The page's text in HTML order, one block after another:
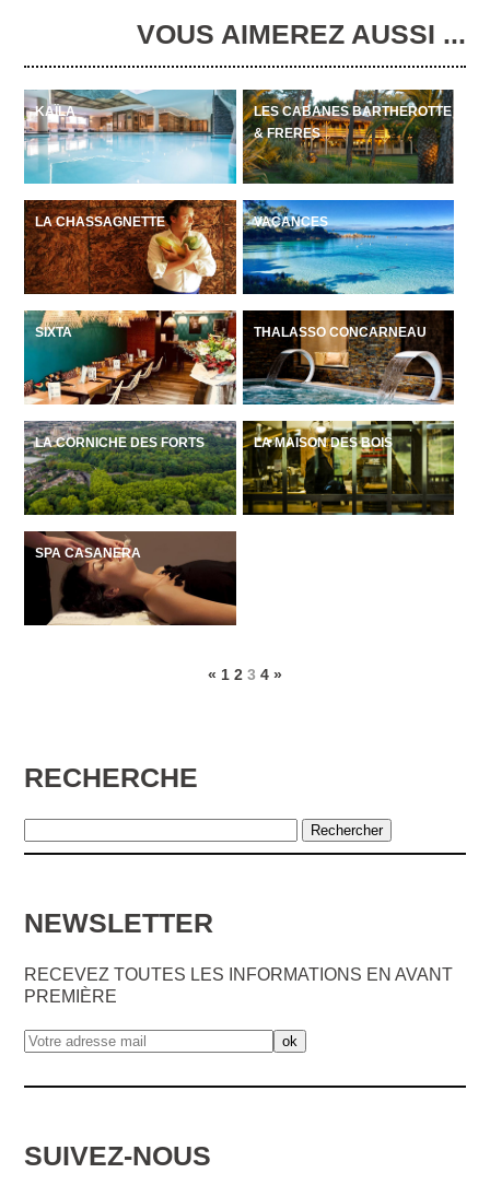
VOUS AIMEREZ AUSSI ...
KAÏLA
LES CABANES BARTHEROTTE
& FRERES
LA CHASSAGNETTE VACANCES
SIXTA THALASSO CONCARNEAU
LA CORNICHE DES FORTS LA MAISON DES BOIS
SPA CASANERA
« 1 2 3 4 »
RECHERCHE
NEWSLETTER
RECEVEZ TOUTES LES INFORMATIONS EN AVANT
PREMIÈRE
SUIVEZ-NOUS